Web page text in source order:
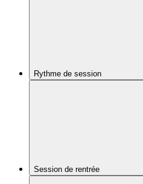
Rythme de session
Session de rentrée